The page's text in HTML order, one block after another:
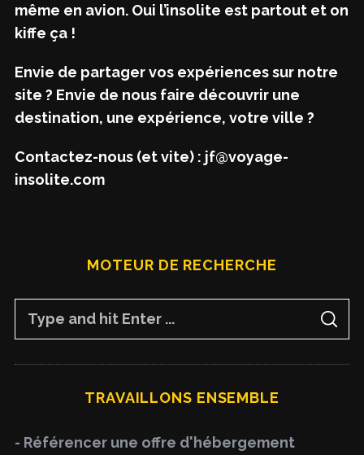
même en avion. Oui l’insolite est partout et on
kiffe ça !
Envie de partager vos expériences sur notre
site ? Envie de nous faire découvrir une
destination, une expérience, votre ville ?
Contactez-nous (et vite) : jf@voyage-
insolite.com
MOTEUR DE RECHERCHE
f
S
A
C
TRAVAILLONS ENSEMBLE
- Référencer une offre d'hébergement